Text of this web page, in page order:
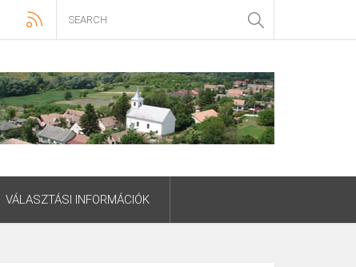
VÁLASZTÁSI INFORMÁCIÓK